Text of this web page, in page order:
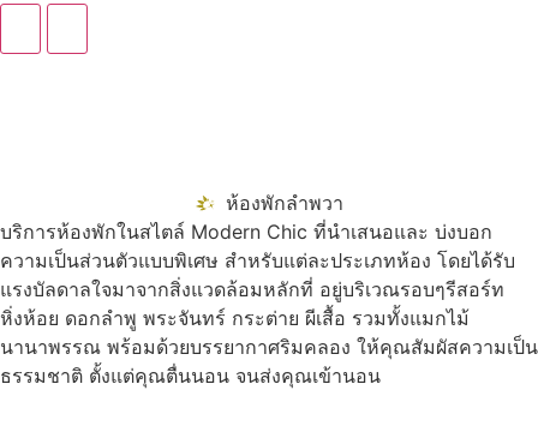
ห้องพักลำพวา
บริการห้องพักในสไตล์ Modern Chic ที่นำเสนอและ บ่งบอก
ความเป็นส่วนตัวแบบพิเศษ สำหรับแต่ละประเภทห้อง โดยได้รับ
แรงบัลดาลใจมาจากสิ่งแวดล้อมหลักที่ อยู่บริเวณรอบๆรีสอร์ท
หิ่งห้อย ดอกลำพู พระจันทร์ กระต่าย ผีเสื้อ รวมทั้งแมกไม้
นานาพรรณ พร้อมด้วยบรรยากาศริมคลอง ให้คุณสัมผัสความเป็น
ธรรมชาติ ตั้งแต่คุณตื่นนอน จนส่งคุณเข้านอน